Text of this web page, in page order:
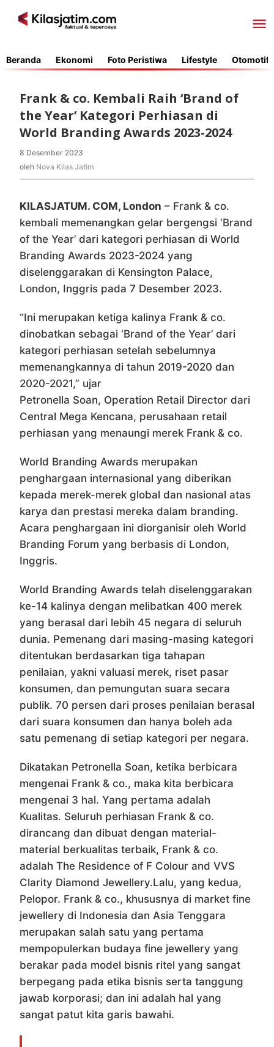
Beranda Ekonomi Foto Peristiwa Lifestyle Otomotif
Frank & co. Kembali Raih ‘Brand of
the Year’ Kategori Perhiasan di
World Branding Awards 2023-2024
8 Desember 2023
Nova
oleh Nova Kilas Jatim
KILASJATUM. COM, London – Frank & co.
kembali memenangkan gelar bergengsi ‘Brand
of the Year’ dari kategori perhiasan di World
Branding Awards 2023-2024 yang
diselenggarakan di Kensington Palace,
London, Inggris pada 7 Desember 2023.
“Ini merupakan ketiga kalinya Frank & co.
dinobatkan sebagai ‘Brand of the Year’ dari
kategori perhiasan setelah sebelumnya
memenangkannya di tahun 2019-2020 dan
2020-2021,” ujar
Petronella Soan, Operation Retail Director dari
Central Mega Kencana, perusahaan retail
perhiasan yang menaungi merek Frank & co.
World Branding Awards merupakan
penghargaan internasional yang diberikan
kepada merek-merek global dan nasional atas
karya dan prestasi mereka dalam branding.
Acara penghargaan ini diorganisir oleh World
Branding Forum yang berbasis di London,
Inggris.
World Branding Awards telah diselenggarakan
ke-14 kalinya dengan melibatkan 400 merek
yang berasal dari lebih 45 negara di seluruh
dunia. Pemenang dari masing-masing kategori
ditentukan berdasarkan tiga tahapan
penilaian, yakni valuasi merek, riset pasar
konsumen, dan pemungutan suara secara
publik. 70 persen dari proses penilaian berasal
dari suara konsumen dan hanya boleh ada
satu pemenang di setiap kategori per negara.
Dikatakan Petronella Soan, ketika berbicara
mengenai Frank & co., maka kita berbicara
mengenai 3 hal. Yang pertama adalah
Kualitas. Seluruh perhiasan Frank & co.
dirancang dan dibuat dengan material-
material berkualitas terbaik, Frank & co.
adalah The Residence of F Colour and VVS
Clarity Diamond Jewellery.Lalu, yang kedua,
Pelopor. Frank & co., khususnya di market fine
jewellery di Indonesia dan Asia Tenggara
merupakan salah satu yang pertama
mempopulerkan budaya fine jewellery yang
berakar pada model bisnis ritel yang sangat
berpegang pada etika bisnis serta tanggung
jawab korporasi; dan ini adalah hal yang
sangat patut kita garis bawahi.